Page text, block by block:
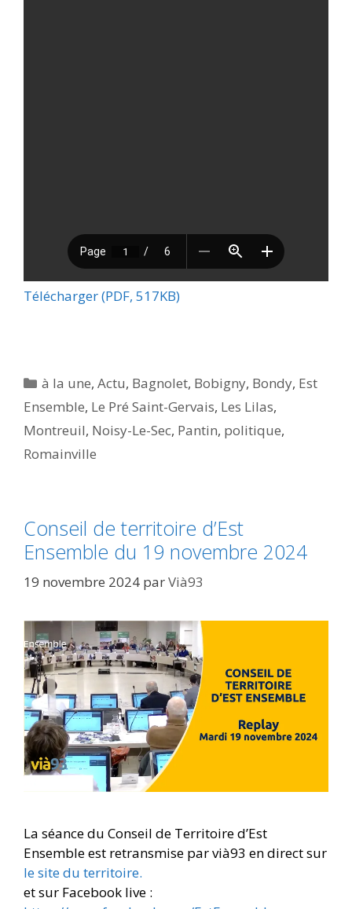
Télécharger (PDF, 517KB)
Catégories
à la une,Actu, Bagnolet, Bobigny, Bondy, Est
Ensemble, Le Pré Saint-Gervais, Les Lilas,
Montreuil, Noisy-Le-Sec, Pantin, politique,
Romainville
Conseil de territoire d’Est
Ensemble du 19 novembre 2024
19 novembre 2024 parVià93
La séance du Conseil de Territoire d’Est
Ensemble est retransmise par vià93 en direct sur
le site du territoire.
et sur Facebook live :